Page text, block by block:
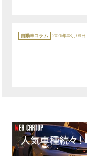
テ
ゴ
自動車コラム 2026年08月09日